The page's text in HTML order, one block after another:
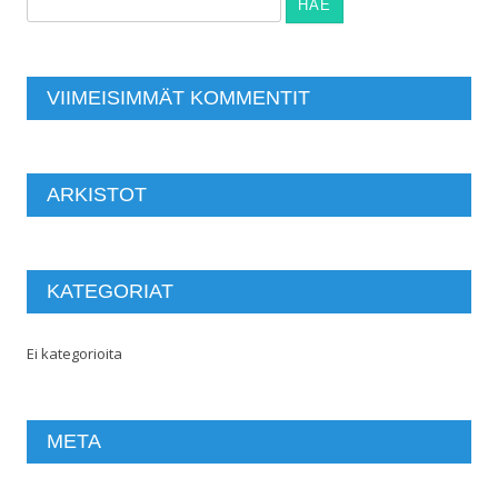
VIIMEISIMMÄT KOMMENTIT
ARKISTOT
KATEGORIAT
Ei kategorioita
META